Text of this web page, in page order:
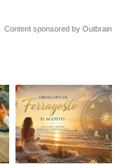
Content sponsored by Outbrain